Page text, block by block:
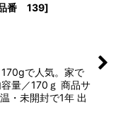
番 139]
で人気。家で
量／170ｇ 商品サ
・未開封で1年 出